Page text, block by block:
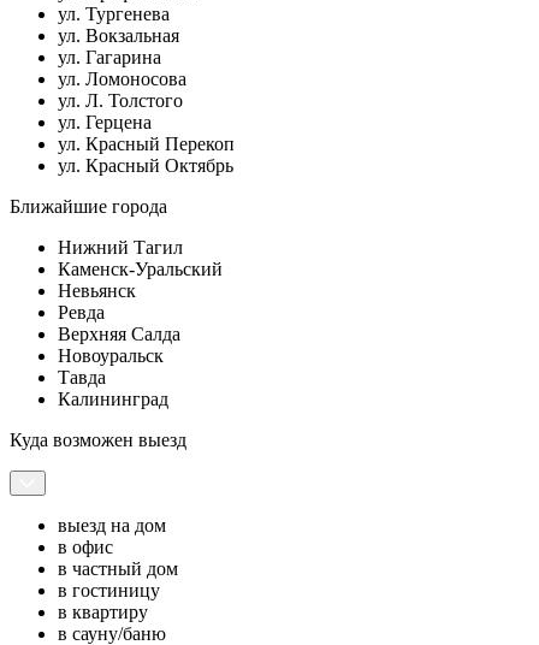
ул. Тургенева
ул. Вокзальная
ул. Гагарина
ул. Ломоносова
ул. Л. Толстого
ул. Герцена
ул. Красный Перекоп
ул. Красный Октябрь
Ближайшие города
Нижний Тагил
Каменск-Уральский
Невьянск
Ревда
Верхняя Салда
Новоуральск
Тавда
Калининград
Куда возможен выезд
выезд на дом
в офис
в частный дом
в гостиницу
в квартиру
в сауну/баню